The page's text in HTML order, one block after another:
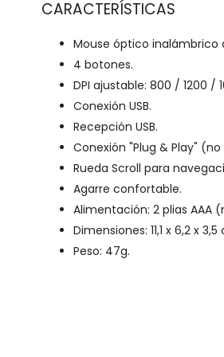
CARACTERÍSTICAS
Mouse óptico inalámbrico
4 botones.
DPI ajustable: 800 / 1200 /
Conexión USB.
Recepción USB.
Conexión "Plug & Play"
Rueda Scroll para
Agarre confortable.
Alimentación: 2 plias AAA
Dimensiones: 11,1 x 6,2 x 3,5
Peso: 47g.